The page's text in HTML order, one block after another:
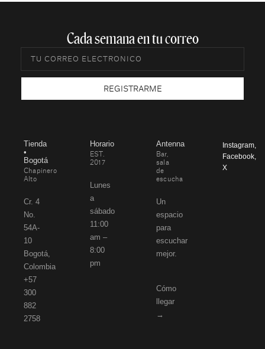
Cada semana en tu correo​
REGISTRARME
Tienda
•
Bogotá
Chapinero
Alto
Cr. 4
No.
54A-
10
Bogotá,
Colombia
+57
300
882
2758
Horario
EST.
2017
Lunes
a
sábado
11:00
am –
8:00
pm
Antenna
Bar,
sala
de
escucha
Un
espacio
para
escuchar
mejor.
Cómo
llegar
→
Instagram,
Facebook,
X